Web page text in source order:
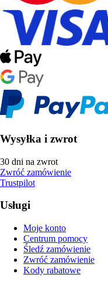
Wysyłka i zwrot
30 dni na zwrot
Zwróć zamówienie
Trustpilot
Usługi
Moje konto
Centrum pomocy
Śledź zamówienie
Zwróć zamówienie
Kody rabatowe